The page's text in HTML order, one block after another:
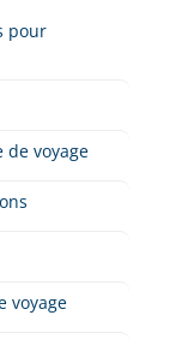
pour
voyage
voyage